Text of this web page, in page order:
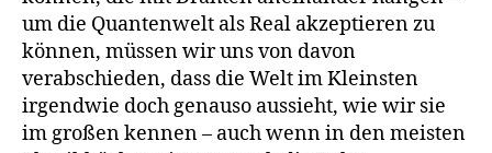
um die Quantenwelt als Real akzeptieren zu
können, müssen wir uns von davon
verabschieden, dass die Welt im Kleinsten
irgendwie doch genauso aussieht, wie wir sie
im großen kennen – auch wenn in den meisten